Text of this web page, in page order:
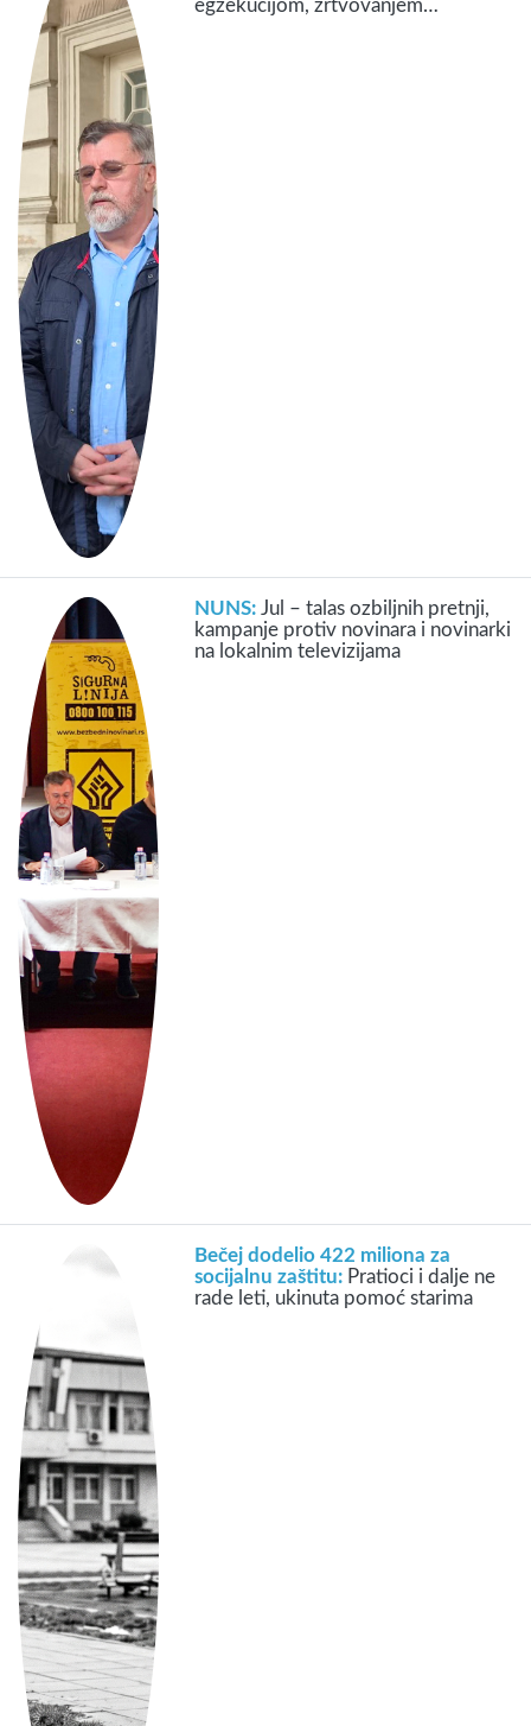
egzekucijom, žrtvovanjem…
NUNS:Jul – talas ozbiljnih pretnji,
kampanje protiv novinara i novinarki
na lokalnim televizijama
Bečej dodelio 422 miliona za
socijalnu zaštitu: Pratioci i dalje ne
rade leti, ukinuta pomoć starima